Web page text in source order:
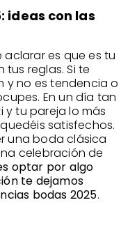
ideas con las
es que es tu
reglas. Si te
y no es tendencia o
En un día tan
tu pareja lo más
satisfechos.
una boda clásica
celebración de
optar por algo
te dejamos
bodas 2025.